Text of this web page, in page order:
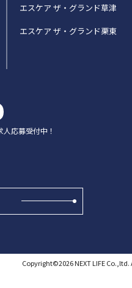
エスケア ザ・グランド草津
エスケア ザ・グランド栗東
人応募受付中！
Copyright©2026NEXT LIFE